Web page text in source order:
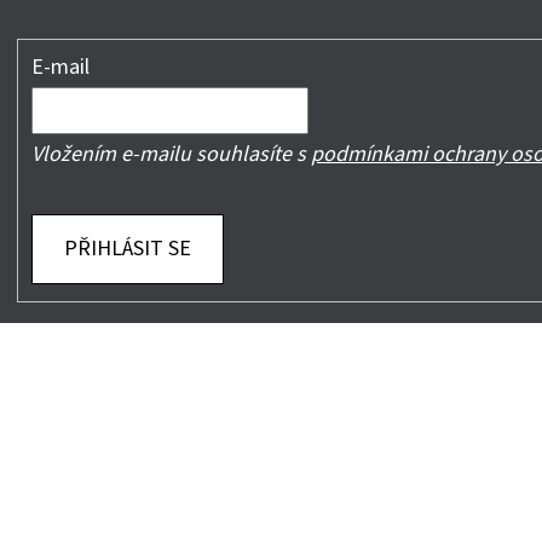
E-mail
Vložením e-mailu souhlasíte spodmínkami ochrany
PŘIHLÁSIT SE